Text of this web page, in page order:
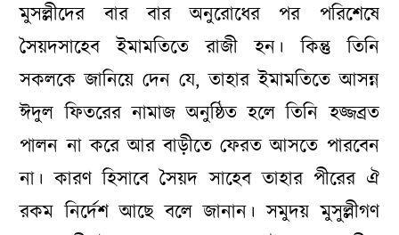
মুসল্লীদের বার বার অনুরোধের পর পরিশেষে
সৈয়দসাহেব ইমামতিতে রাজী হন। কিন্তু তিনি
সকলকে জানিয়ে দেন যে, তাহার ইমামতিতে আসন্ন
ঈদুল ফিতরের নামাজ অনুষ্ঠিত হলে তিনি হজ্জব্রত
পালন না করে আর বাড়ীতে ফেরত আসতে পারবেন
না। কারণ হিসাবে সৈয়দ সাহেব তাহার পীরের ঐ
রকম নির্দেশ আছে বলে জানান। সমুদয় মুসুল্লীগণ